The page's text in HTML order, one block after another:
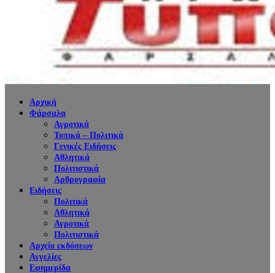
Αρχική
Φάρσαλα
Αγροτικά
Τοπικά – Πολιτικά
Γενικές Ειδήσεις
Αθλητικά
Πολιτιστικά
Αρθρογραφία
Ειδήσεις
Πολιτικά
Αθλητικά
Αγροτικά
Πολιτιστικά
Αρχείο εκδόσεων
Αγγελίες
Εφημερίδα